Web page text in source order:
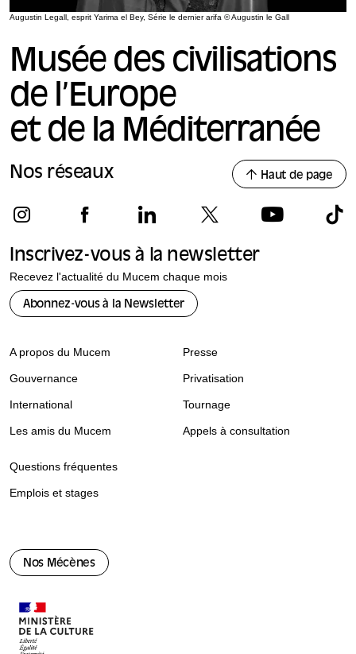
Augustin Legall, esprit Yarima el Bey, Série le dernier arifa © Augustin le Gall
Musée des civilisations
de l’Europe
et de la Méditerranée
Nos réseaux Haut de page
Inscrivez-vous à la newsletter
Recevez l'actualité du Mucem chaque mois
Abonnez-vous à la Newsletter
Nos Mécènes
A propos du Mucem
Gouvernance
International
Les amis du Mucem
Presse
Privatisation
Tournage
Appels à consultation
Questions fréquentes
Emplois et stages